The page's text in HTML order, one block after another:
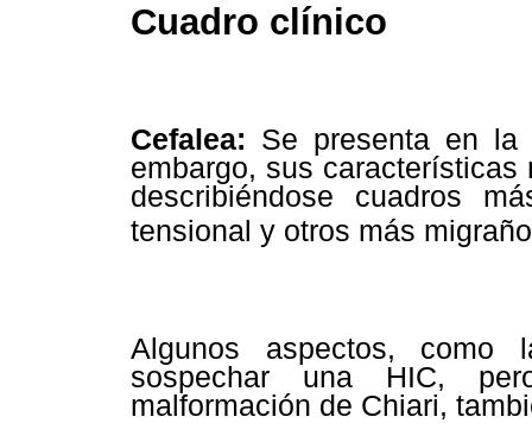
Cuadro clínico
Cefalea: Se presenta en la
embargo, sus
describiéndose cuadros
tensional y otros más
Algunos aspectos, como
sospechar una HIC,
malformación de Chiari,